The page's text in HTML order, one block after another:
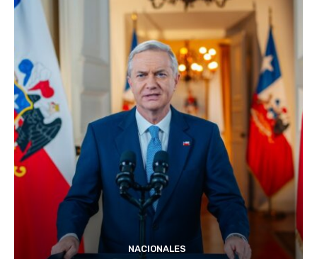
NACIONALES